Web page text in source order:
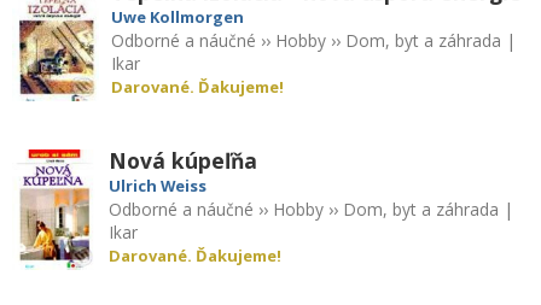
Uwe Kollmorgen
Odborné a náučné ›› Hobby›› Dom, byt a záhrada |
Ikar
Darované. Ďakujeme!
Nová kúpeľňa
Ulrich Weiss
Odborné a náučné ›› Hobby ›› Dom, byt a záhrada |
Ikar
Darované. Ďakujeme!